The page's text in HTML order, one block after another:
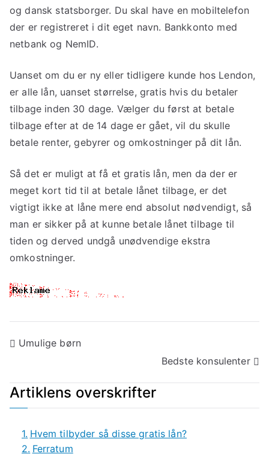
og dansk statsborger. Du skal have en mobiltelefon
der er registreret i dit eget navn. Bankkonto med
netbank og NemID.
Uanset om du er ny eller tidligere kunde hos Lendon,
er alle lån, uanset størrelse, gratis hvis du betaler
tilbage inden 30 dage. Vælger du først at betale
tilbage efter at de 14 dage er gået, vil du skulle
betale renter, gebyrer og omkostninger på dit lån.
Så det er muligt at få et gratis lån, men da der er
meget kort tid til at betale lånet tilbage, er det
vigtigt ikke at låne mere end absolut nødvendigt, så
man er sikker på at kunne betale lånet tilbage til
tiden og derved undgå unødvendige ekstra
omkostninger.
Indlægsnavigation
Umulige børn
Bedste konsulenter
Artiklens overskrifter
Hvem tilbyder så disse gratis lån?
Ferratum